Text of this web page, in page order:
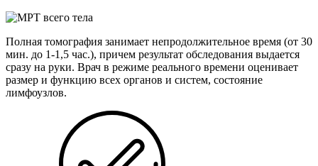
Полная томография занимает непродолжительное время (от 30
мин. до 1-1,5 час.), причем результат обследования выдается
сразу на руки. Врач в режиме реального времени оценивает
размер и функцию всех органов и систем, состояние
лимфоузлов.